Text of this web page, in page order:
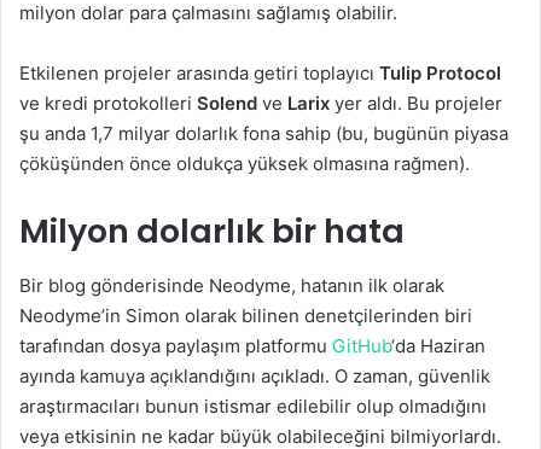
milyon dolar para çalmasını sağlamış olabilir.
Etkilenen projeler arasında getiri toplayıcı Tulip Protocol
ve kredi protokolleri Solend ve Larix yer aldı. Bu projeler
şu anda 1,7 milyar dolarlık fona sahip (bu, bugünün piyasa
çöküşünden önce oldukça yüksek olmasına rağmen).
Milyon dolarlık bir hata
Bir blog gönderisinde Neodyme, hatanın ilk olarak
Neodyme’in Simon olarak bilinen denetçilerinden biri
tarafından dosya paylaşım platformu GitHub‘da Haziran
ayında kamuya açıklandığını açıkladı. O zaman, güvenlik
araştırmacıları bunun istismar edilebilir olup olmadığını
veya etkisinin ne kadar büyük olabileceğini bilmiyorlardı.